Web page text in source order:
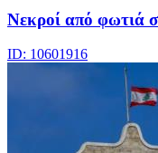
Νεκροί από φωτιά
ID: 10601916